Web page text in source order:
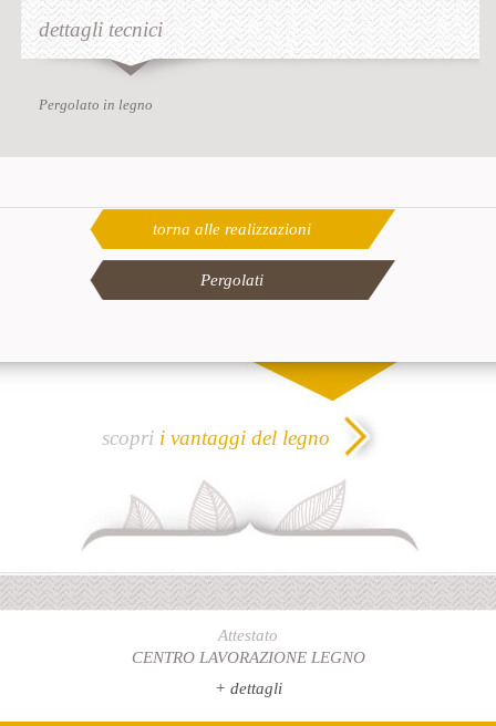
dettagli tecnici
Pergolato in legno
torna alle realizzazioni
Pergolati
scopri i vantaggi del legno
Attestato
CENTRO LAVORAZIONE LEGNO
+ dettagli